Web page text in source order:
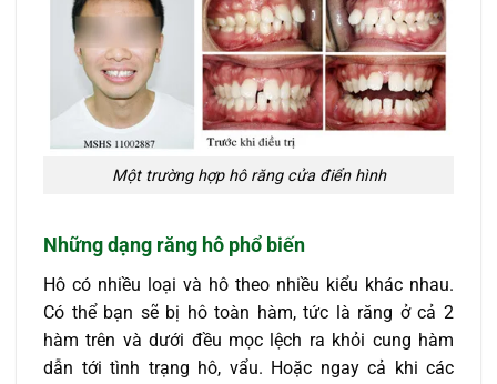
Một trường hợp hô răng cửa điển hình
Những dạng răng hô phổ biến
Hô có nhiều loại và hô theo nhiều kiểu khác nhau.
Có thể bạn sẽ bị hô toàn hàm, tức là răng ở cả 2
hàm trên và dưới đều mọc lệch ra khỏi cung hàm
dẫn tới tình trạng hô, vẩu. Hoặc ngay cả khi các